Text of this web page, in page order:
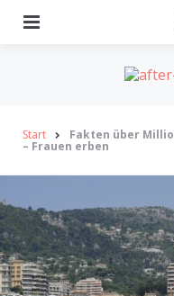
Start Fakten über
– Frauen erben